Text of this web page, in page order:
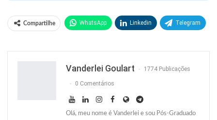
Compartilhe WhatsApp Linkedin Telegram
Vanderlei Goulart 1774 Publicações
0 Comentários
Olá, meu nome é Vanderlei e sou Pós-Graduado